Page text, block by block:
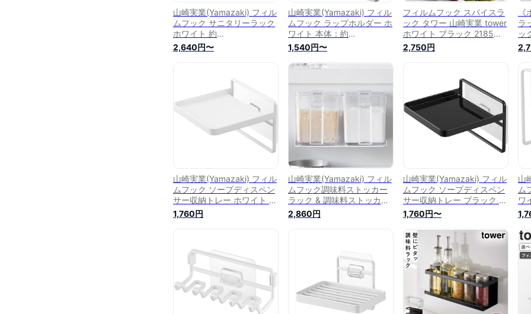
山崎実業(Yamazaki) フィル
ムフック サニタリーラック
ホワイト 約
W30XD11.5XH4.7cm(フィ
ルムフック含まず) タワー
2,640円〜
山崎実業(Yamazaki) フィル
ムフック ラップホルダー ホ
ワイト 本体：約
W17.5×D6×H15cm(フィル
ムフック含まず) タワー
tower ラップ収納 ラップケ
収納 2163
1,540円〜
フィルムフック スパイスラ
ック タワー 山崎実業 tower
ホワイト ブラック 2185
2186 キッチン 調味料ラッ
ク スパイス 調味料 収納 ラ
着 おしゃれ 北欧 白 黒 【e
暮らしR】【ポイント5倍】
2,750円
ラ
ッ
料
山崎実業(Yamazaki) フィル
ムフック ソープディスペン
サー収納トレー ホワイト 本
体：約
W10.2×D10.2×H8cm(フィ
納 2181
1,760円
山崎実業(Yamazaki) フィル
ムフック調味料ストッカー
ラック & 調味料ストッカー
L 2個 【3点セット】 タワー
tower 浮かせる収納 ホワイ
2,860円
山崎実業(Yamazaki) フィル
ムフック ソープディスペン
サー収納トレー ブラック 本
体:約
W10.2×D10.2×H8cm(フィ
ルムフック含まず) タワー
tower 浮かせる収納 洗面収
納 2182
1,760円〜
山
ム
ワ
ム
収